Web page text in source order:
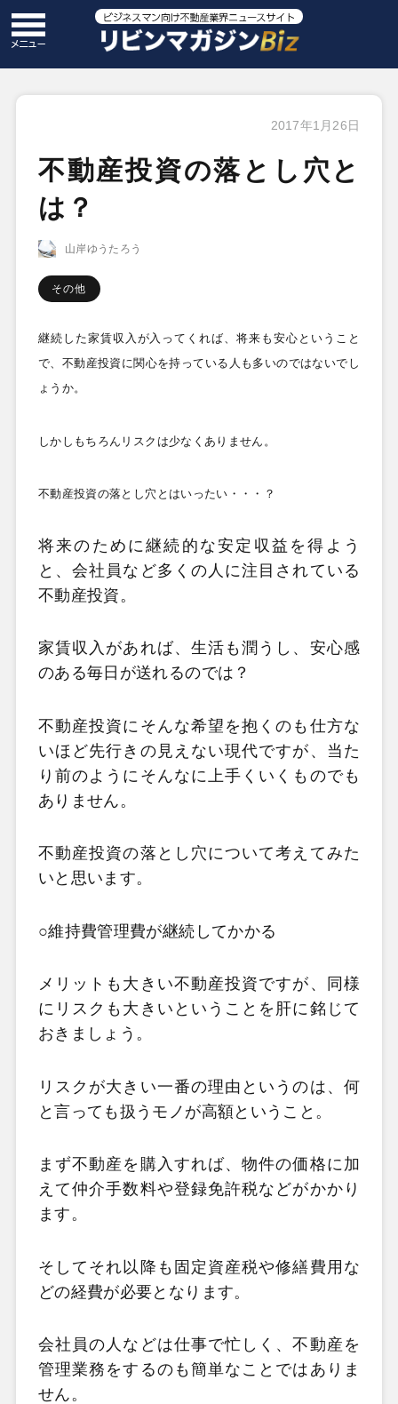
2017年1月26日
不動産投資の落とし穴と
は？
山岸ゆうたろう
その他
継続した家賃収入が入ってくれば、将来も安心ということ
で、不動産投資に関心を持っている人も多いのではないでし
ょうか。
しかしもちろんリスクは少なくありません。
不動産投資の落とし穴とはいったい・・・？
将来のために継続的な安定収益を得よう
と、会社員など多くの人に注目されている
不動産投資。
家賃収入があれば、生活も潤うし、安心感
のある毎日が送れるのでは？
不動産投資にそんな希望を抱くのも仕方な
いほど先行きの見えない現代ですが、当た
り前のようにそんなに上手くいくものでも
ありません。
不動産投資の落とし穴について考えてみた
いと思います。
○維持費管理費が継続してかかる
メリットも大きい不動産投資ですが、同様
にリスクも大きいということを肝に銘じて
おきましょう。
リスクが大きい一番の理由というのは、何
と言っても扱うモノが高額ということ。
まず不動産を購入すれば、物件の価格に加
えて仲介手数料や登録免許税などがかかり
ます。
そしてそれ以降も固定資産税や修繕費用な
どの経費が必要となります。
会社員の人などは仕事で忙しく、不動産を
管理業務をするのも簡単なことではありま
せん。